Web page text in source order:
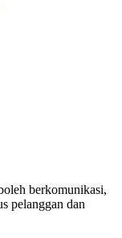
berkomunikasi,
pelanggan dan